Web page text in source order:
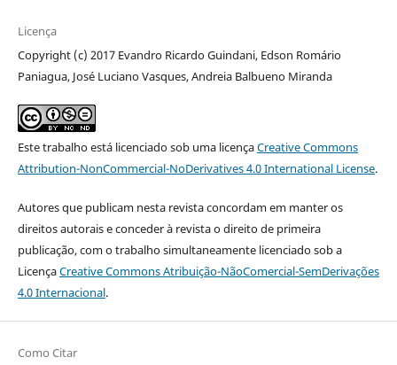
Licença
Copyright (c) 2017 Evandro Ricardo Guindani, Edson Romário
Paniagua, José Luciano Vasques, Andreia Balbueno Miranda
Este trabalho está licenciado sob uma licençaCreative Commons
Attribution-NonCommercial-NoDerivatives 4.0 International License.
Autores que publicam nesta revista concordam em manter os
direitos autorais e conceder à revista o direito de primeira
publicação, com o trabalho simultaneamente licenciado sob a
LicençaCreative Commons Atribuição-NãoComercial-SemDerivações
4.0 Internacional.
Como Citar